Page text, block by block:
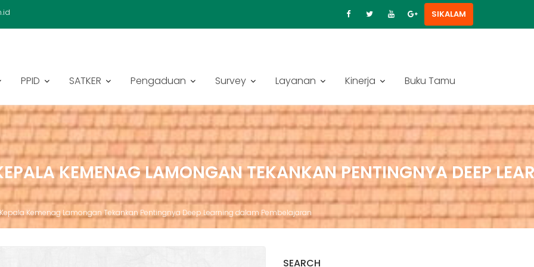
SIKALAM
PPID SATKER Pengaduan Survey Layanan Kinerja Buku Tamu
KEMENAG LAMONGAN TEKANKAN PENTINGNYA DEEP
Kemenag Lamongan Tekankan Pentingnya Deep Learning dalam Pembelajaran
SEARCH